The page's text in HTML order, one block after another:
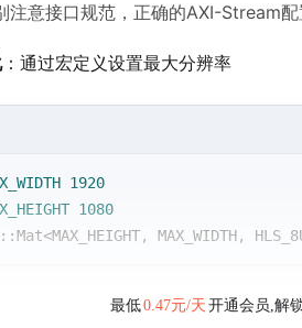
注意接口规范，正确的AXI-Stream
：通过宏定义设置最大分辨率
1920
1080
MAX_WIDTH,
最低0.47元/天 开通会员,解